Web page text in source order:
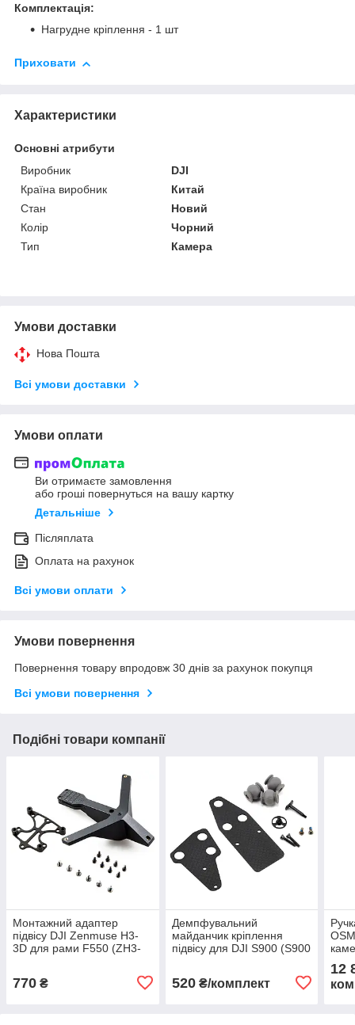
Комплектація:
Нагрудне кріплення - 1 шт
Приховати
Характеристики
Основні атрибути
Виробник
DJI
Країна виробник
Китай
Стан
Новий
Колір
Чорний
Тип
Камера
Умови доставки
Нова Пошта
Всі умови доставки
Умови оплати
Ви отримаєте замовлення
або гроші повернуться на вашу картку
Детальніше
Післяплата
Оплата на рахунок
Всі умови оплати
Умови повернення
Повернення товару впродовж 30 днів за рахунок покупця
Всі умови повернення
Подібні товари компанії
Монтажний адаптер
підвісу DJI Zenmuse H3-
3D для рами F550 (ZH3-
770 ₴
Демпфувальний
майданчик кріплення
підвісу для DJI S900 (S900
520₴/комплект
12